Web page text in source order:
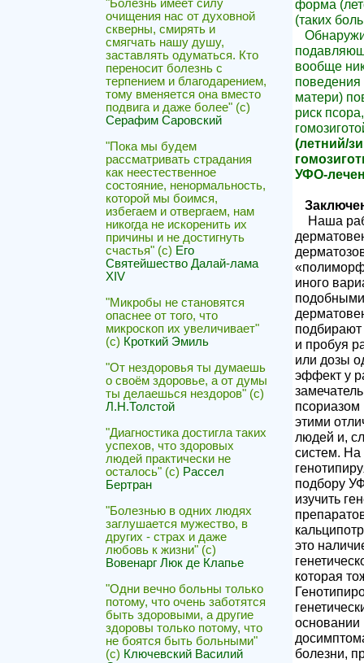
"Болезнь имеет силу
очищения нас от духовной
скверны, смирять и
смягчать нашу душу,
заставлять одуматься. Кто
переносит болезнь с
терпением и благодарением,
тому вменяется она вместо
подвига и даже более" (с)
Серафим Саровский
"Пока мы будем
рассматривать страдания
как неестественное
состояние, ненормальность,
которой мы боимся,
избегаем и отвергаем, нам
никогда не искоренить их
причины и не достигнуть
счастья" (с) Его
Святейшество Далай-лама
XIV
"Микробы не становятся
опаснее от того, что
микроскоп их увеличивает"
(с) Кроткий Эмиль
"От нездоровья ты думаешь
о своём здоровье, а от думы
ты делаешься нездоров" (с)
Л.Н.Толстой
"Диагностика достигла таких
успехов, что здоровых
людей практически не
осталось" (с) Рассел
Бертран
"Болезнью в одних людях
заглушается мужество, в
других - страх и даже
любовь к жизни" (с)
Вовенарг Люк де Клапье
"Одни вечно больны только
потому, что очень заботятся
быть здоровыми, а другие
здоровы только потому, что
не боятся быть больными"
(с) Ключевский Василий
форма
(таких
вообще
поведения
матери)
риск
(летний/
УФО-
Наша
иного
и пробуя
или дозы
эффект у
псориазом
этими
людей и,
систем. На
подбору
изучить
это
которая
основании
болезни,